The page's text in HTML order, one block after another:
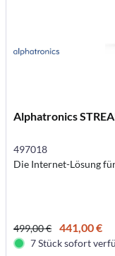
Alphatronics
497018
Die Internet-Lösung
499,00 € 441,00 €
7 Stück sofort